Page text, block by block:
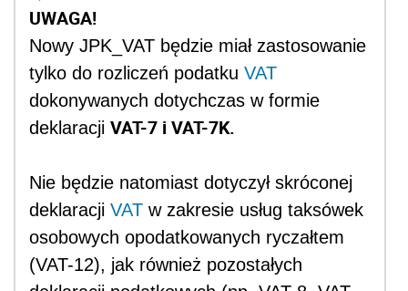
UWAGA!
Nowy JPK_VAT będzie miał zastosowanie
tylko do rozliczeń podatku VAT
dokonywanych dotychczas w formie
deklaracji VAT-7 i VAT-7K.
Nie będzie natomiast dotyczył skróconej
deklaracji VAT w zakresie usług taksówek
osobowych opodatkowanych ryczałtem
(VAT-12), jak również pozostałych